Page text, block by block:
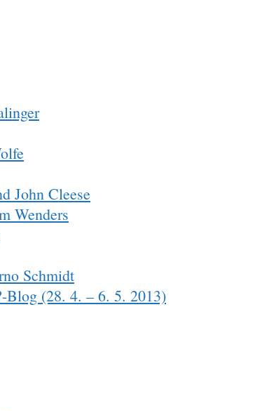
John Cleese
Wenders
Schmidt
(28. 4. – 6. 5. 2013)